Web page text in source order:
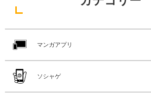
マンガアプリ
ソシャゲ